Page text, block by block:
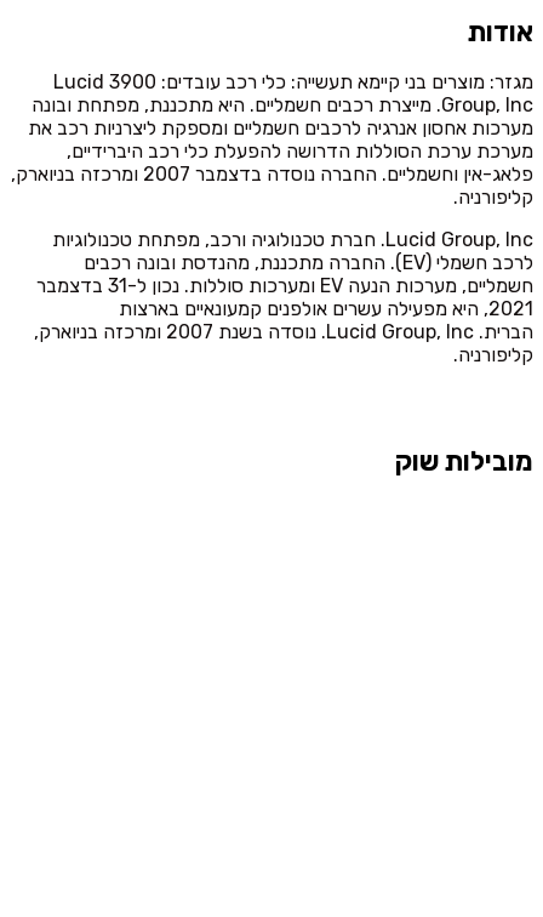
אודות
מגזר: מוצרים בני קיימא תעשייה: כלי רכב עובדים: 3900 Lucid
Group, Inc. מייצרת רכבים חשמליים. היא מתכננת, מפתחת ובונה
מערכות אחסון אנרגיה לרכבים חשמליים ומספקת ליצרניות רכב את
מערכת ערכת הסוללות הדרושה להפעלת כלי רכב היברידיים,
פלאג-אין וחשמליים. החברה נוסדה בדצמבר 2007 ומרכזה בניוארק,
קליפורניה.
Lucid Group, Inc. חברת טכנולוגיה ורכב, מפתחת טכנולוגיות
לרכב חשמלי (EV). החברה מתכננת, מהנדסת ובונה רכבים
חשמליים, מערכות הנעה EV ומערכות סוללות. נכון ל-31 בדצמבר
2021, היא מפעילה עשרים אולפנים קמעונאיים בארצות
הברית. Lucid Group, Inc. נוסדה בשנת 2007 ומרכזה בניוארק,
קליפורניה.
מובילות שוק